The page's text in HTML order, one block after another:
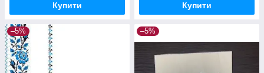
Купити Купити
–5% –5%